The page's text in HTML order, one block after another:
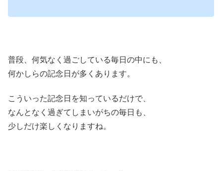
普段、何気なく過ごしている毎日の中にも、
何かしらの記念日が多くあります。
こういった記念日を知っているだけで、
なんとなく過ぎてしまいがちの毎日も、
少しだけ楽しくなりますね。